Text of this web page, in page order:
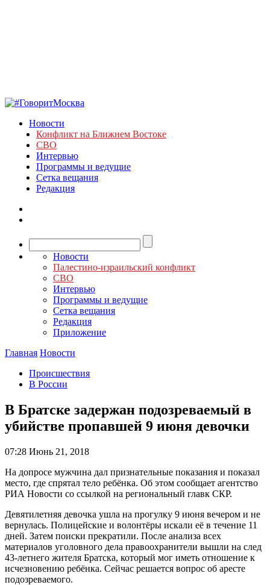
Новости
Конфликт на Ближнем Востоке
СВО
Интервью
Программы и ведущие
Сетка вещания
Редакция
Новости
Палестино-израильский конфликт
СВО
Интервью
Программы и ведущие
Сетка вещания
Редакция
Приложение
Главная Новости
Происшествия
В России
В Братске задержан подозреваемый в
убийстве пропавшей 9 июня девочки
07:28 Июнь 21, 2018
На допросе мужчина дал признательные показания и показал
место, где спрятал тело ребёнка. Об этом сообщает агентство
РИА Новости со ссылкой на региональный главк СКР.
Девятилетняя девочка ушла на прогулку 9 июня вечером и не
вернулась. Полицейские и волонтёры искали её в течение 11
дней. Затем поиски прекратили. После анализа всех
материалов уголовного дела правоохранители вышли на след
43-летнего жителя Братска, который мог иметь отношение к
исчезновению ребёнка. Сейчас решается вопрос об аресте
подозреваемого.